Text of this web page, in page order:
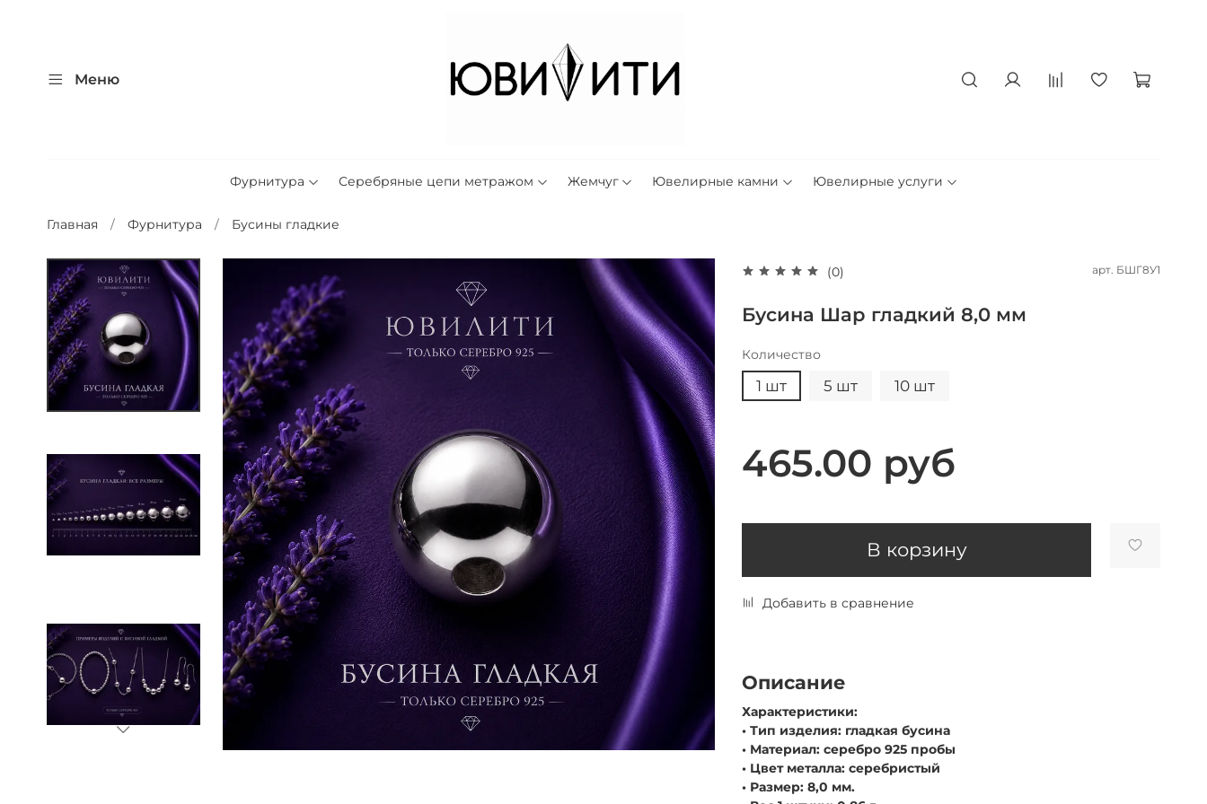
Меню
Фурнитура Серебряные цепи метражом Жемчуг Ювелирные камни Ювелирные услуги
Главная Фурнитура Бусины гладкие
(0) арт. БШГ8У1
Бусина Шар гладкий 8,0 мм
Количество
1 шт 5 шт 10 шт
465.00 руб
В корзину
Добавить в сравнение
Описание
Характеристики:
• Тип изделия: гладкая бусина
• Материал: серебро 925 пробы
• Цвет металла: серебристый
• Размер: 8,0 мм.